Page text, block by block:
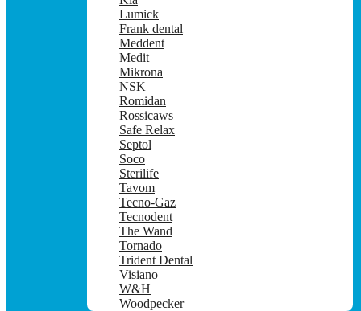
Lumick
Frank dental
Meddent
Medit
Mikrona
NSK
Romidan
Rossicaws
Safe Relax
Septol
Soco
Sterilife
Tavom
Tecno-Gaz
Tecnodent
The Wand
Tornado
Trident Dental
Visiano
W&H
Woodpecker